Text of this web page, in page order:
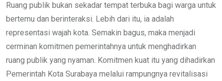
Ruang publik bukan sekadar tempat terbuka bagi warga untuk
bertemu dan berinteraksi. Lebih dari itu, ia adalah
representasi wajah kota. Semakin bagus, maka menjadi
cerminan komitmen pemerintahnya untuk menghadirkan
ruang publik yang nyaman. Komitmen kuat itu yang dihadirkan
Pemerintah Kota Surabaya melalui rampungnya revitalisasi